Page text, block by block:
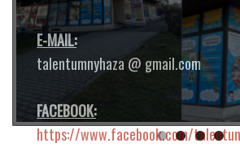
E-MAIL:
talentumnyhaza @ gmail.com
FACEBOOK:
https://www.facebook.com/